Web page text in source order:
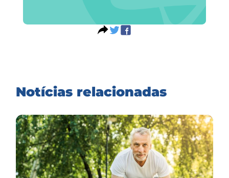
Notícias relacionadas